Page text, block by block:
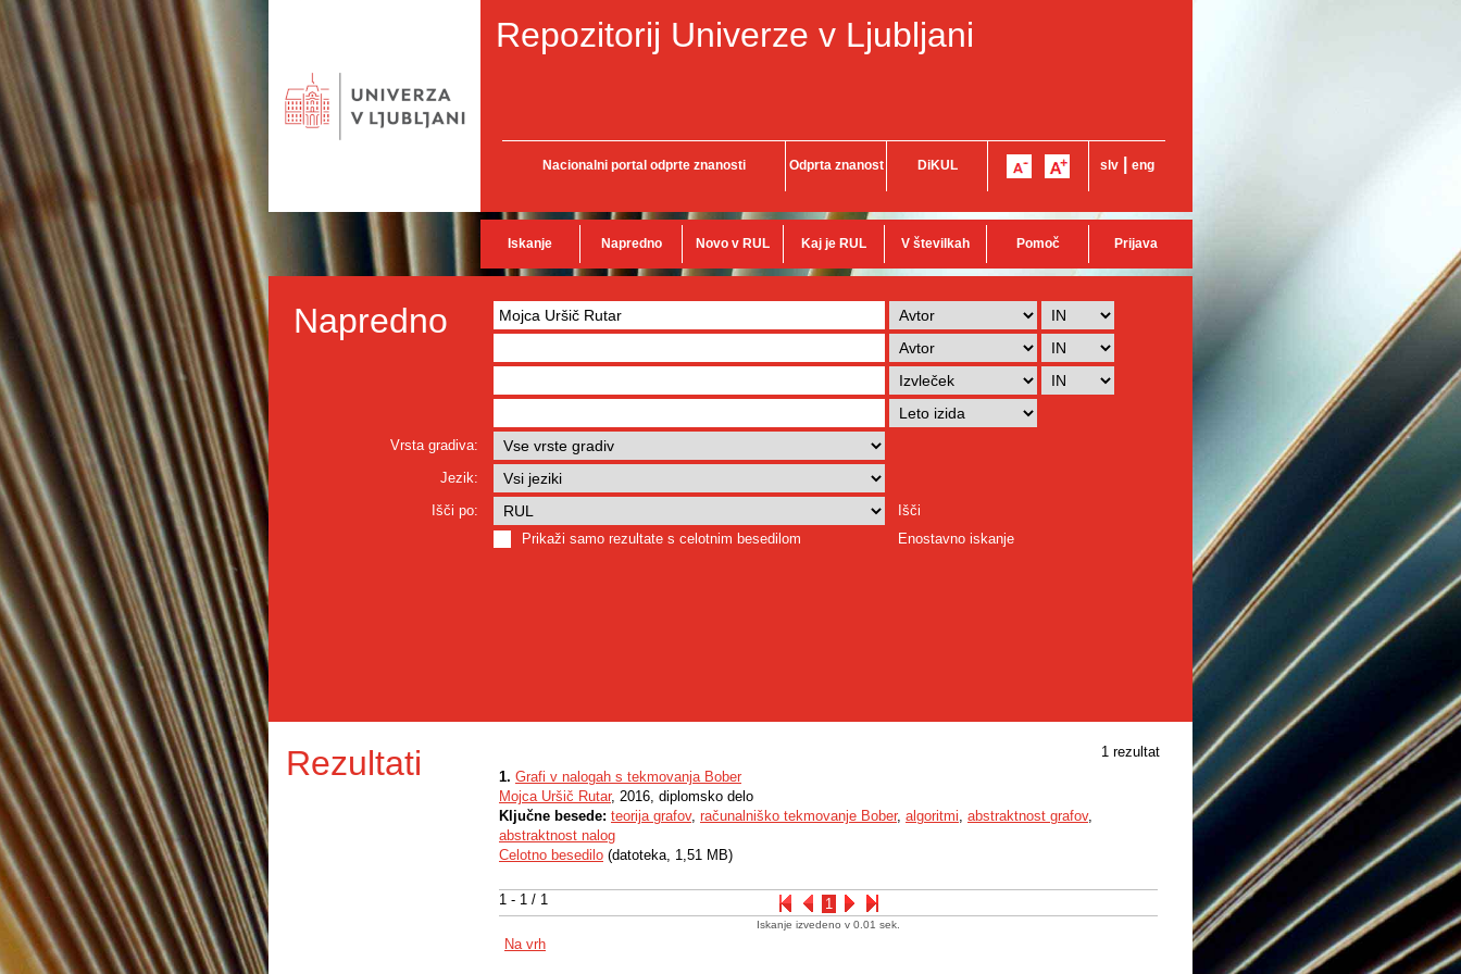
Repozitorij Univerze v Ljubljani
Nacionalni portal odprte znanosti Odprta znanost DiKUL slv eng
Iskanje Napredno Novo v RUL Kaj je RUL V številkah Pomoč Prijava
Napredno
Vrsta gradiva:
Jezik:
Išči po:
Išči
Prikaži samo rezultate s celotnim besedilom
Enostavno iskanje
Rezultati 1 rezultat
1 - 1 / 1 1
1. Grafi v nalogah s tekmovanja Bober
Mojca Uršič Rutar, 2016, diplomsko delo
Ključne besede: teorija grafov, računalniško tekmovanje Bober, algoritmi, abstraktnost grafov,
abstraktnost nalog
Celotno besedilo (datoteka, 1,51 MB)
Iskanje izvedeno v 0.01 sek.
Na vrh